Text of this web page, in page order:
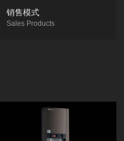
销售模式
Sales Products